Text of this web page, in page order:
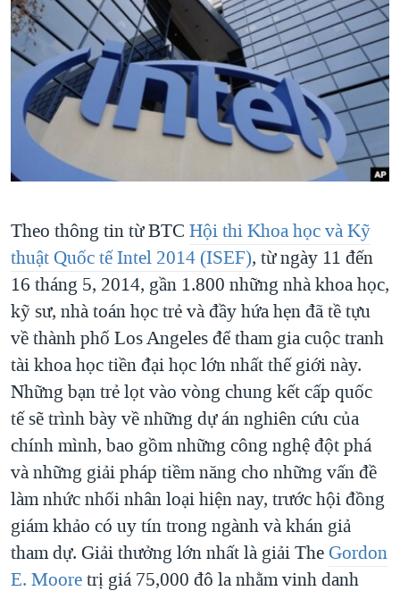
tới
"Tìm"
VẠCH TRẦN TIN GIẢ
NGƯỜI VIỆT HẢI NGOẠI
ĐỜI SỐNG
KINH TẾ
KHOA HỌC
SỨC KHOẺ
THỂ THAO
GIÁO DỤC
CHIẾN TRANH THƯƠNG MẠI CỦA MỸ: QUÁ KHỨ VÀ HIỆN
TẠI
HÀNH TRÌNH BẦU CỬ 2024
MỘT NĂM CHIẾN TRANH TẠI DẢI GAZA
GIẢI MÃ VÀNH ĐAI & CON ĐƯỜNG
NGÀY TỊ NẠN THẾ GIỚI
CHI PHÍ CHIẾN TRANH AFGHANISTAN
CÁC GIÁ TRỊ CỘNG HÒA Ở VIỆT NAM
THƯỢNG ĐỈNH TRUMP-KIM TẠI VIỆT NAM
TRỊNH VĨNH BÌNH VS. CHÍNH PHỦ VIỆT NAM
NGƯ DÂN VIỆT VÀ LÀN SÓNG TRỘM HẢI SÂM
BÊN KIA QUỐC LỘ: TIẾNG VỌNG TỪ NÔNG THÔN MỸ
QUAN HỆ VIỆT MỸ
HỌC TIẾNG ANH
VIDEO
NGHE
MẠNG XÃ HỘI
Theo thông tin từ BTC Hội thi Khoa học và Kỹ
thuật Quốc tế Intel 2014 (ISEF), từ ngày 11 đến
16 tháng 5, 2014, gần 1.800 những nhà khoa học,
kỹ sư, nhà toán học trẻ và đầy hứa hẹn đã tề tựu
về thành phố Los Angeles để tham gia cuộc tranh
tài khoa học tiền đại học lớn nhất thế giới này.
Những bạn trẻ lọt vào vòng chung kết cấp quốc
tế sẽ trình bày về những dự án nghiên cứu của
chính mình, bao gồm những công nghệ đột phá
và những giải pháp tiềm năng cho những vấn đề
làm nhức nhối nhân loại hiện nay, trước hội đồng
giám khảo có uy tín trong ngành và khán giả
tham dự. Giải thưởng lớn nhất là giải The Gordon
E. Mooretrị giá 75,000 đô la nhằm vinh danh